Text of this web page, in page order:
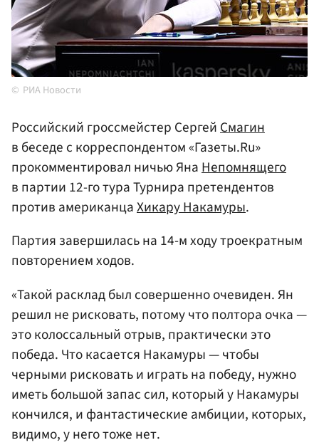
РИА Новости
Российский гроссмейстер СергейСмагин
в беседе с корреспондентом «Газеты.Ru»
прокомментировал ничью ЯнаНепомнящего
в партии 12-го тура Турнира претендентов
против американцаХикару Накамуры.
Партия завершилась на 14-м ходу троекратным
повторением ходов.
«Такой расклад был совершенно очевиден. Ян
решил не рисковать, потому что полтора очка —
это колоссальный отрыв, практически это
победа. Что касается Накамуры — чтобы
черными рисковать и играть на победу, нужно
иметь большой запас сил, который у Накамуры
кончился, и фантастические амбиции, которых,
видимо, у него тоже нет.